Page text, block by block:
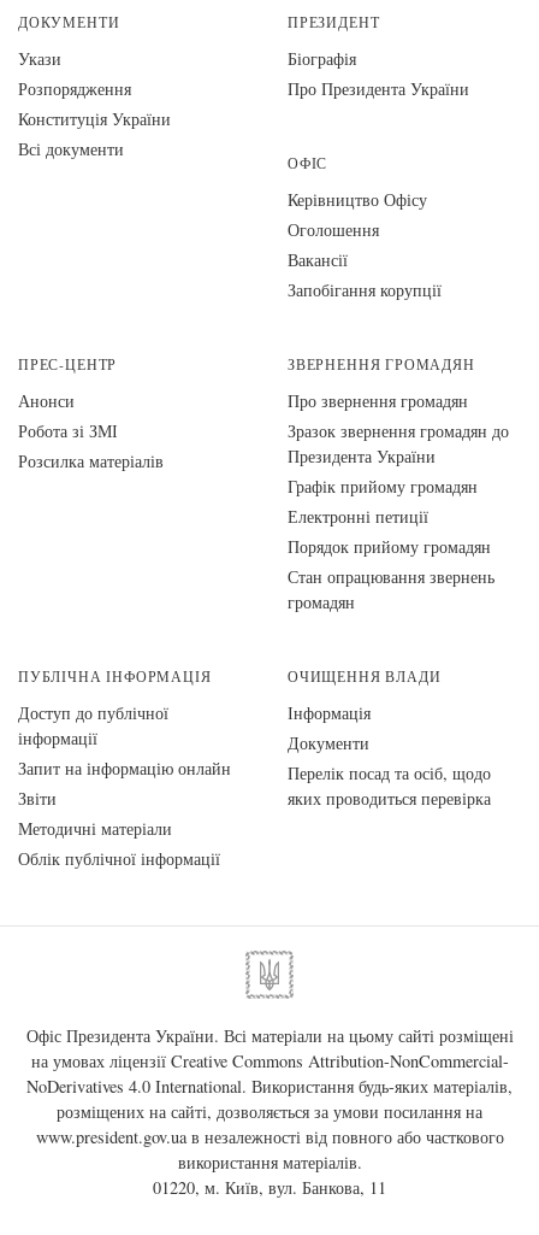
ДОКУМЕНТИ
Укази
Розпорядження
Конституція України
Всі документи
ПРЕЗИДЕНТ
Біографія
Про Президента України
ОФІС
Керівництво Офісу
Оголошення
Вакансії
Запобігання корупції
ПРЕС-ЦЕНТР
Анонси
Робота зі ЗМІ
Розсилка матеріалів
ЗВЕРНЕННЯ ГРОМАДЯН
Про звернення громадян
Зразок звернення громадян до
Президента України
Графік прийому громадян
Електронні петиції
Порядок прийому громадян
Стан опрацювання звернень
громадян
ПУБЛІЧНА ІНФОРМАЦІЯ
Доступ до публічної
інформації
Запит на інформацію онлайн
Звіти
Методичні матеріали
Облік публічної інформації
ОЧИЩЕННЯ ВЛАДИ
Інформація
Документи
Перелік посад та осіб, щодо
яких проводиться перевірка
Офіс Президента України. Всі матеріали на цьому сайті розміщені
на умовах ліцензії Creative Commons Attribution-NonCommercial-
NoDerivatives 4.0 International. Використання будь-яких матеріалів,
розміщених на сайті, дозволяється за умови посилання на
www.president.gov.uaв незалежності від повного або часткового
використання матеріалів.
01220, м. Київ, вул. Банкова, 11